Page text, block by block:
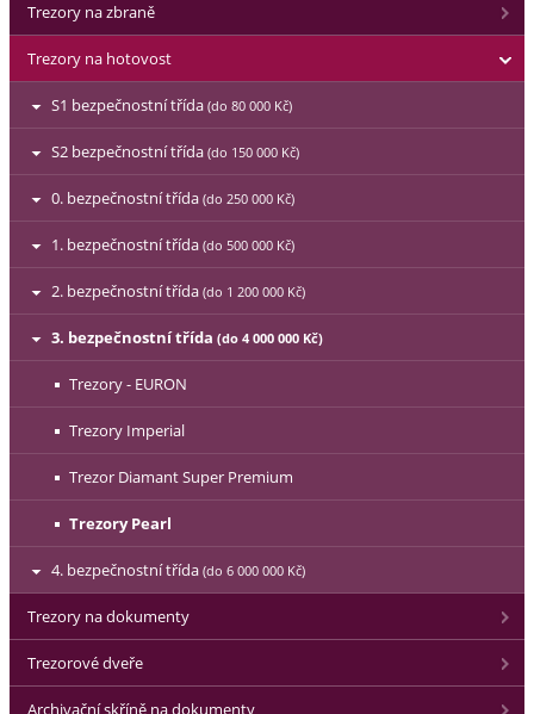
Trezory na zbraně
Trezory na hotovost
S1 bezpečnostní třída (do 80 000 Kč)
S2 bezpečnostní třída (do 150 000 Kč)
0. bezpečnostní třída (do 250 000 Kč)
1. bezpečnostní třída (do 500 000 Kč)
2. bezpečnostní třída (do 1 200 000 Kč)
3. bezpečnostní třída (do 4 000 000 Kč)
Trezory - EURON
Trezory Imperial
Trezor Diamant Super Premium
Trezory Pearl
4. bezpečnostní třída (do 6 000 000 Kč)
Trezory na dokumenty
Trezorové dveře
Archivační skříně na dokumenty